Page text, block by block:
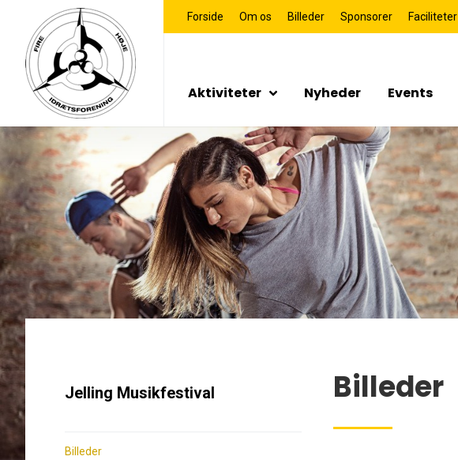
Forside Om os Billeder Sponsorer Faciliteter
Aktiviteter Nyheder Events
Billeder
Jelling Musikfestival
Billeder